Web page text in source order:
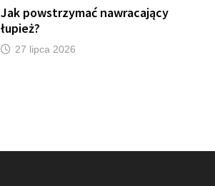
Jak powstrzymać nawracający
łupież?
27 lipca 2026